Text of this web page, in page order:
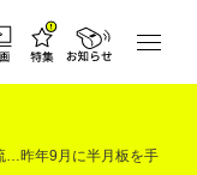
…昨年9月に半月板を手